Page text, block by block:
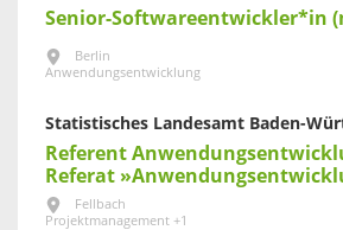
Senior-Softwareentwickler*in
Berlin
Anwendungsentwicklung
Statistisches Landesamt Baden-
Referent
Referat
Fellbach
Projektmanagement +1